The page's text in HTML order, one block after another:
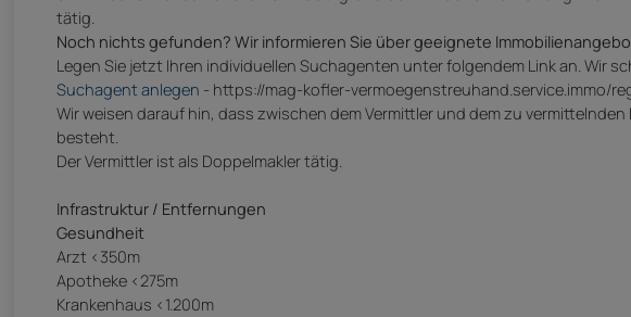
tätig.
Noch nichts gefunden? Wir informieren Sie über geeignete
Legen Sie jetzt Ihren individuellen Suchagenten unter folgendem Link an. Wir
Suchagent anlegen - https://mag-kofler-vermoegenstreuhand.service.immo/
Wir weisen darauf hin, dass zwischen dem Vermittler und dem zu
besteht.
Der Vermittler ist als Doppelmakler tätig.
Infrastruktur / Entfernungen
Gesundheit
Arzt <350m
Apotheke <275m
Krankenhaus <1.200m